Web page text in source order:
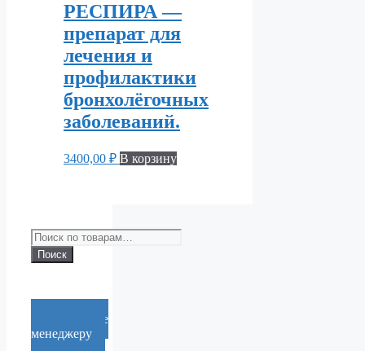
РЕСПИРА —
препарат для
лечения и
профилактики
бронхолёгочных
заболеваний.
3400,00 ₽ В корзину
Искать:
Поиск
Cообщение
менеджеру